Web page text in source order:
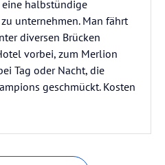
halbstündige
unternehmen. Man fährt
diversen Brücken
vorbei, zum Merlion
Tag oder Nacht, die
geschmückt. Kosten